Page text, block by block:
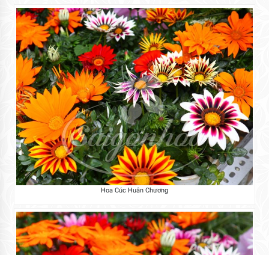
Hoa Cúc Huân Chương